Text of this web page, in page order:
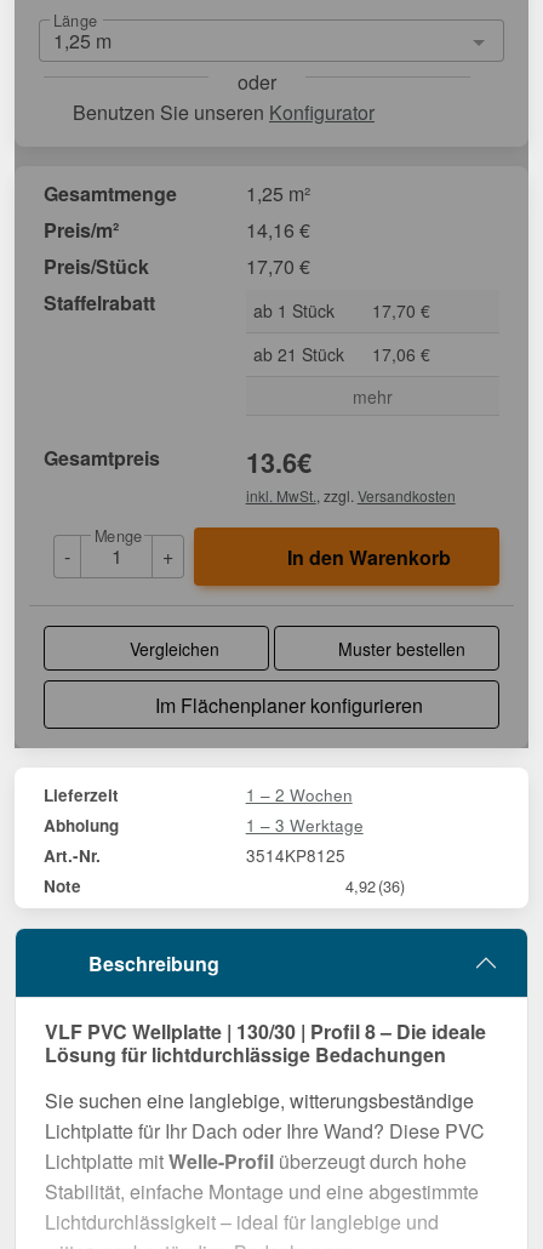
Länge
oder
Benutzen Sie unseren Konfigurator
Gesamtmenge
1,25 m²
Preis/m²
14,16 €
Preis/Stück
17,70 €
Staffelrabatt
ab 1 Stück
17,70 €
ab 21 Stück
17,06 €
mehr
Gesamtpreis 13.6€
inkl. MwSt. , zzgl. Versandkosten
-
Menge
+ In den Warenkorb
Vergleichen Muster bestellen
Im Flächenplaner konfigurieren
Lieferzeit 1 – 2 Wochen
Abholung 1 – 3 Werktage
Art.-Nr. 3514KP8125
Note 4,92(36)
Beschreibung
VLF PVC Wellplatte | 130/30 | Profil 8 – Die ideale
Lösung für lichtdurchlässige Bedachungen
Sie suchen eine langlebige, witterungsbeständige
Lichtplatte für Ihr Dach oder Ihre Wand? Diese PVC
Lichtplatte mitWelle-Profil überzeugt durch hohe
Stabilität, einfache Montage und eine abgestimmte
Lichtdurchlässigkeit – ideal für langlebige und